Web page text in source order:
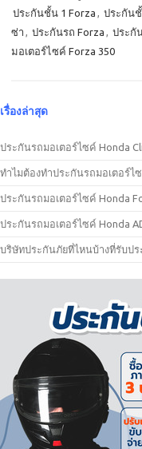
ประกันชั้น 1 Forza , ประกัน
ซ่า , ประกันรถ Forza , ประกั
มอเตอร์ไซค์ Forza 350
เรื่องล่าสุด
ประกันรถมอเตอร์ไซค์ Honda
ทำไมต้องทำประกันรถมอเตอร์ไ
ประกันรถมอเตอร์ไซค์ Honda
ประกันรถมอเตอร์ไซค์ Honda
บริษัทประกันภัยที่ไหนบ้างที่รับป